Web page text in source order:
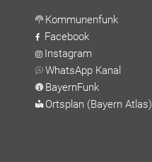
Kommunenfunk
Facebook
Instagram
WhatsApp Kanal
BayernFunk
Ortsplan (Bayern Atlas)